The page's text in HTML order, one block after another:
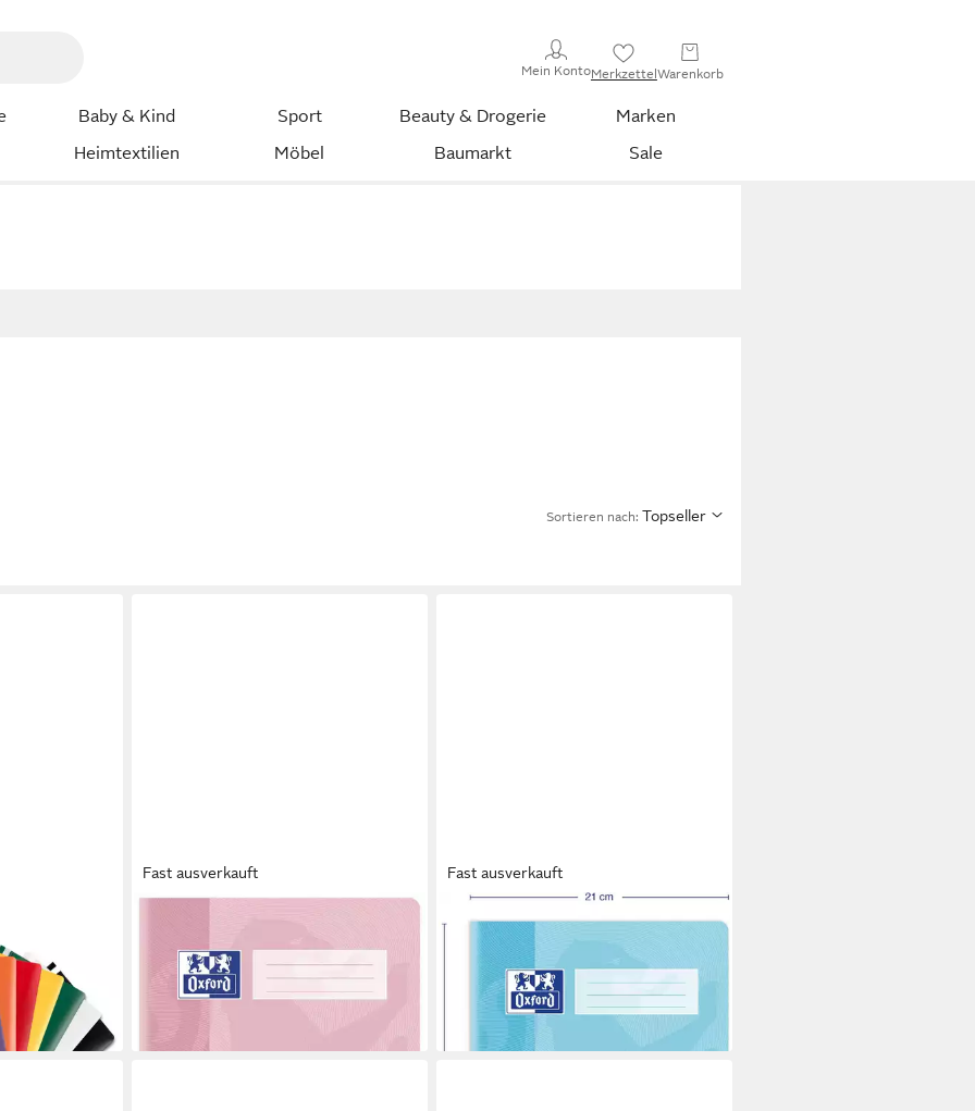
Mein KontoMerkzettelWarenkorb
Baby & Kind Sport Beauty & Drogerie
Marken
Heimtextilien Möbel Baumarkt Sale
Sortieren nach: Topseller
bei dir
Fast ausverkauft
A4 liniert 16 Blatt
1,89 €
Fast ausverkauft
Schulheft Oxford Touch Schulheft
A4 Lineatur 26 kariert – 16 Blatt
1,89 €
lieferbar - in 3-4 Werktagen bei dir